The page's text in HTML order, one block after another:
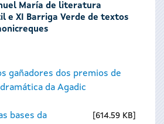
María de literatura
e XI Barriga Verde de textos
gañadores dos premios de
da Agadic
bases da
614.59 KB